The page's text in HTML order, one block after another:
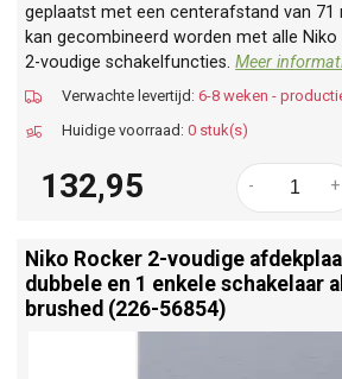
geplaatst met een centerafstand van 71
kan gecombineerd worden met alle
2-voudige schakelfuncties.Meer
Verwachte levertijd: 6-8 weken -
Huidige voorraad: 0 stuk(s)
132,95 +
-
Niko Rocker 2-voudige
dubbele en 1 enkele schakelaar
brushed (226-56854)